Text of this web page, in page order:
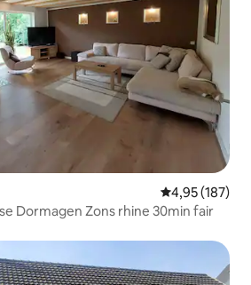
Просечна
4,95 (187)
ModernCountryhouse Dormagen Zons rhine 30min fair